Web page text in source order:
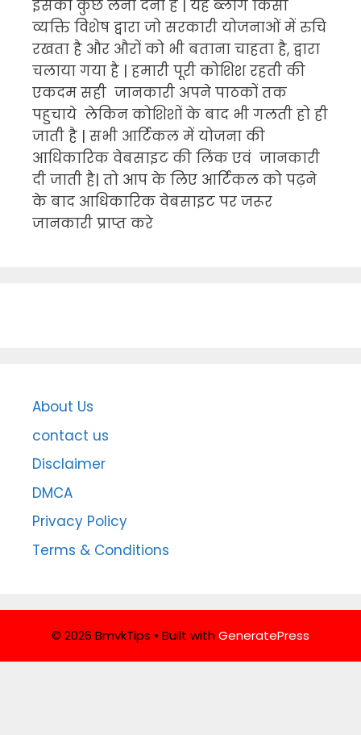
इसका कुछ लेना देना है | यह ब्लॉग किसी
व्यक्ति विशेष द्वारा जो सरकारी योजनाओं में रुचि
रखता है और औरों को भी बताना चाहता है, द्वारा
चलाया गया है | हमारी पूरी कोशिश रहती की
एकदम सही जानकारी अपने पाठकों तक
पहुचाये लेकिन कोशिशों के बाद भी गलती हो ही
जाती है | सभी आर्टिकल में योजना की
आधिकारिक वेबसाइट की लिंक एवं जानकारी
दी जाती है| तो आप के लिए आर्टिकल को पढ़ने
के बाद आधिकारिक वेबसाइट पर जरूर
जानकारी प्राप्त करे
About Us
contact us
Disclaimer
DMCA
Privacy Policy
Terms & Conditions
© 2026 BmvkTips • Built withGeneratePress